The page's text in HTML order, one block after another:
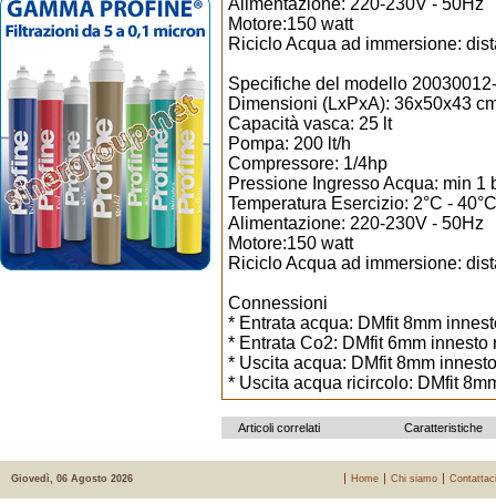
Alimentazione: 220-230V - 50Hz
Motore:150 watt
Riciclo Acqua ad immersione:
Specifiche del modello
Dimensioni (LxPxA): 36x50x43
Capacità vasca: 25 lt
Pompa: 200 lt/h
Compressore: 1/4hp
Pressione Ingresso Acqua: min 1
Temperatura Esercizio: 2°C - 40°C
Alimentazione: 220-230V - 50Hz
Motore:150 watt
Riciclo Acqua ad immersione:
Connessioni
* Entrata acqua: DMfit 8mm
* Entrata Co2: DMfit 6mm innesto
* Uscita acqua: DMfit 8mm
* Uscita acqua ricircolo: DMfit
Articoli correlati Caratteristiche
Giovedì, 06 Agosto 2026 Home Chi siamo Contattaci